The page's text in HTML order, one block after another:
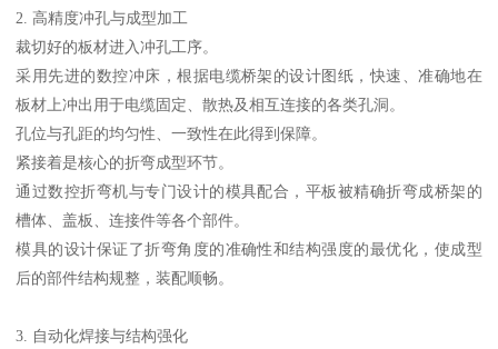
2. 高精度冲孔与成型加工
裁切好的板材进入冲孔工序。
采用先进的数控冲床，根据电缆桥架的设计图纸，快速、准确地在
板材上冲出用于电缆固定、散热及相互连接的各类孔洞。
孔位与孔距的均匀性、一致性在此得到保障。
紧接着是核心的折弯成型环节。
通过数控折弯机与专门设计的模具配合，平板被精确折弯成桥架的
槽体、盖板、连接件等各个部件。
模具的设计保证了折弯角度的准确性和结构强度的最优化，使成型
后的部件结构规整，装配顺畅。
3. 自动化焊接与结构强化